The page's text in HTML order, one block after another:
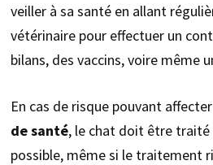
veiller à sa santé en allant
vétérinaire pour effectuer un
bilans, des vaccins, voire même
En cas de risque pouvant
de santé, le chat doit être traité
possible, même si le traitement